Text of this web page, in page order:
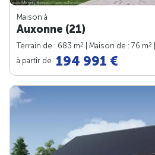
Maison à
Auxonne (21)
Terrain de : 683 m2 | Maison de : 76 m2
à partir de 194 991 €